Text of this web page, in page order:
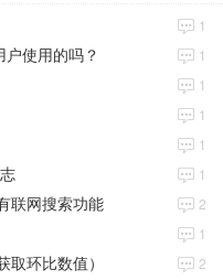
1
使用的吗？ 1
1
1
1
1
联网搜索功能 2
1
环比数值） 2